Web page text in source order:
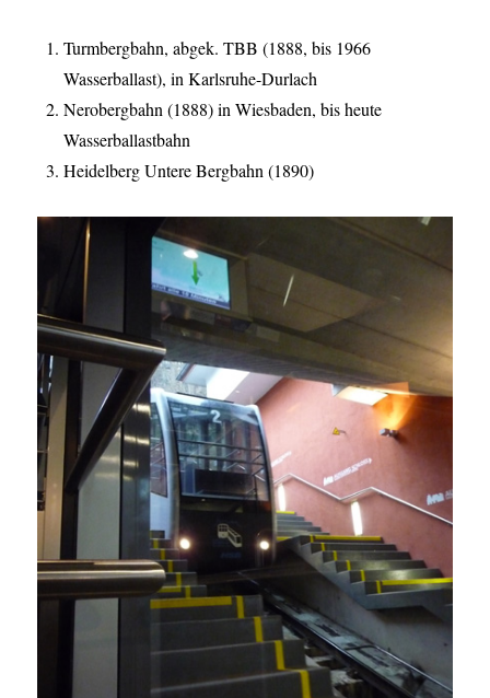
Turmbergbahn, abgek. TBB (1888, bis 1966
Wasserballast), in Karlsruhe-Durlach
Nerobergbahn (1888) in Wiesbaden, bis heute
Wasserballastbahn
Heidelberg Untere Bergbahn (1890)